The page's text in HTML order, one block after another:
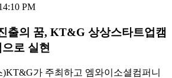
PM
출의 꿈, KT&G 상상스타트업캠
로 실현
가 주최하고 엠와이소셜컴퍼니